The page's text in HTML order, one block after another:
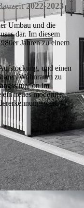
2022-2023
Umbau und die
dar. Im diesem
Jahren zu einem
und einen
Wohnraum zu
im
neues modernes